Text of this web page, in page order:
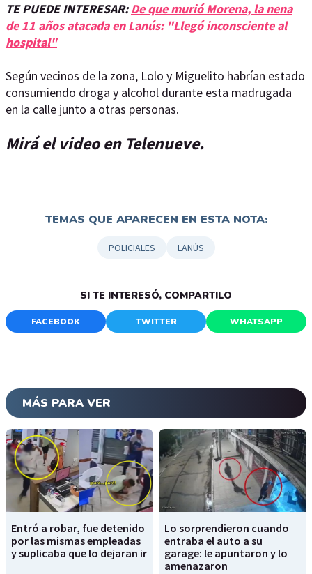
TE PUEDE INTERESAR:De que murió Morena, la nena
de 11 años atacada en Lanús: "Llegó inconsciente al
hospital"
Según vecinos de la zona, Lolo y Miguelito habrían estado
consumiendo droga y alcohol durante esta madrugada
en la calle junto a otras personas.
Mirá el video en Telenueve.
TEMAS QUE APARECEN EN ESTA NOTA:
POLICIALES LANÚS
SI TE INTERESÓ, COMPARTILO
FACEBOOK TWITTER WHATSAPP
MÁS PARA VER
Entró a robar, fue detenido
por las mismas empleadas
y suplicaba que lo dejaran ir
Lo sorprendieron cuando
entraba el auto a su
garage: le apuntaron y lo
amenazaron